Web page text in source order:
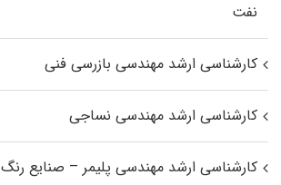
نفت
کارشناسی ارشد مهندسی بازرسی فنی
کارشناسی ارشد مهندسی نساجی
کارشناسی ارشد مهندسی پلیمر – صنایع رنگ